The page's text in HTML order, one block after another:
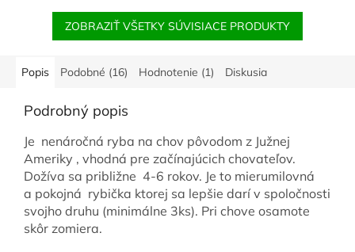
ZOBRAZIŤ VŠETKY SÚVISIACE PRODUKTY
Popis Podobné (16) Hodnotenie (1) Diskusia
Podrobný popis
Je nenáročná ryba na chov pôvodom z Južnej
Ameriky , vhodná pre začínajúcich chovateľov.
Dožíva sa približne 4-6 rokov. Je to mierumilovná
a pokojná rybička ktorej sa lepšie darí v spoločnosti
svojho druhu (minimálne 3ks). Pri chove osamote
skôr zomiera.